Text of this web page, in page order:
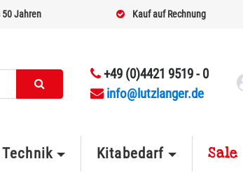
50 Jahren Kauf auf Rechnung
+49 (0)4421 9519 - 0
info@lutzlanger.de
Technik Kitabedarf Sale